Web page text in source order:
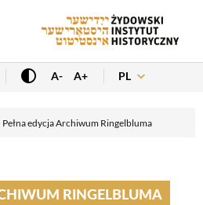
A- A+ PL
Pełna edycja Archiwum Ringelbluma
RINGELBLUMA